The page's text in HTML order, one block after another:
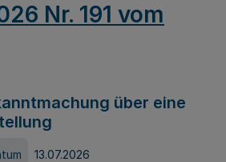
Nr. 191 vom
über eine
13.07.2026